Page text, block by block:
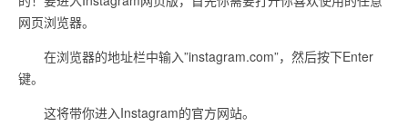
网页浏览器。
在浏览器的地址栏中输入”instagram.com”，然后按下Enter
键。
这将带你进入Instagram的官方网站。